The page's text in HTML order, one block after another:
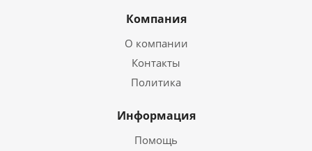
Компания
О компании
Контакты
Политика
Информация
Помощь